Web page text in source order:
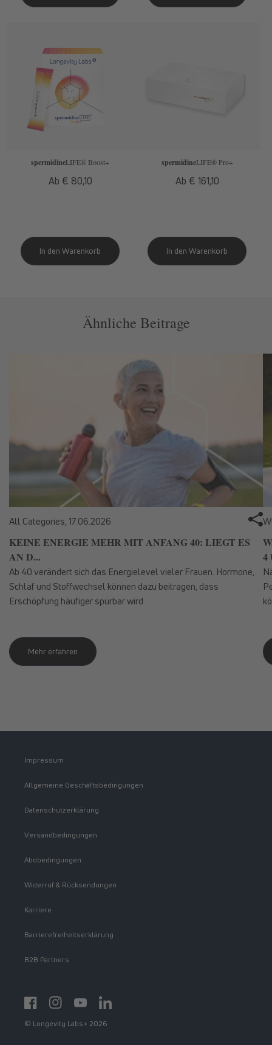
spermidineLIFE® Boost+
Normaler
Ab € 80,10
spermidineLIFE® Pro+
Normaler
Ab € 161,10
Ähnliche Beitrage
All Categories, 17.06.2026
KEINE ENERGIE MEHR MIT ANFANG 40: LIEGT ES
AN D...
Ab 40 verändert sich das Energielevel vieler Frauen. Hormone,
Schlaf und Stoffwechsel können dazu beitragen, dass
Erschöpfung häufiger spürbar wird.
Mehr erfahren
4
Impressum
Allgemeine Geschäftsbedingungen
Datenschutzerklärung
Versandbedingungen
Abobedingungen
Widerruf & Rücksendungen
Karriere
Barrierefreiheitserklärung
B2B Partners
FacebookInstagramYouTubehttps://www.linkedin.com/showcase/
© Longevity Labs+ 2026